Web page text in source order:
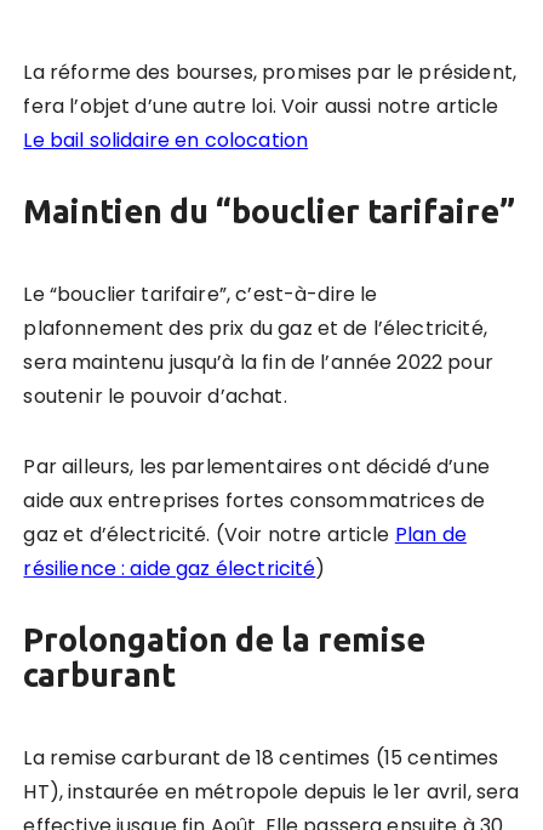
La réforme des bourses, promises par le président,
fera l’objet d’une autre loi. Voir aussi notre article
Le bail solidaire en colocation
Maintien du “bouclier tarifaire”
Le “bouclier tarifaire”, c’est-à-dire le
plafonnement des prix du gaz et de l’électricité,
sera maintenu jusqu’à la fin de l’année 2022 pour
soutenir le pouvoir d’achat.
Par ailleurs, les parlementaires ont décidé d’une
aide aux entreprises fortes consommatrices de
gaz et d’électricité. (Voir notre article Plan de
résilience : aide gaz électricité)
Prolongation de la remise
carburant
La remise carburant de 18 centimes (15 centimes
HT), instaurée en métropole depuis le 1er avril, sera